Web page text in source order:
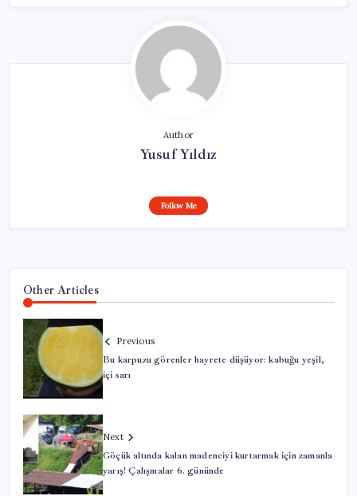
Author
Yusuf Yıldız
Follow Me
Other Articles
Previous
Bu karpuzu görenler hayrete düşüyor: kabuğu yeşil,
içi sarı
Next
Göçük altında kalan madenciyi kurtarmak için zamanla
yarış! Çalışmalar 6. gününde